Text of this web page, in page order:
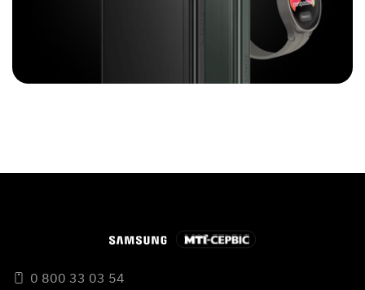
0 800 33 03 54